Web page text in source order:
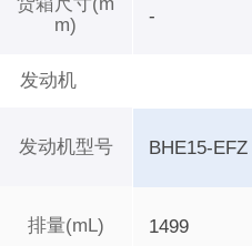
货箱尺寸(m
m)
发动机
发动机型号
排量(mL)
-
BHE15-EFZ
1499